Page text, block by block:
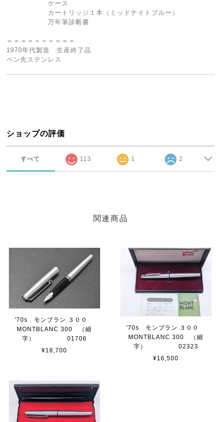
ケース
カートリッジ１本（ミッドナイトブルー）
万年筆診断書
＝＝＝＝＝＝＝＝＝＝
1970年代製造 生産終了品
ペン先ステンレス
ショップの評価
すべて 113 1 2
関連商品
'70s モンブラン ３００
MONTBLANC 300 （細
字） 01706
¥18,700
'70s モンブラン ３００
MONTBLANC 300 （細
字） 02323
¥16,500